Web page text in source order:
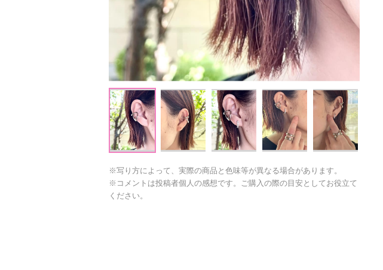
※写り方によって、実際の商品と色味等が異なる場合があります。
※コメントは投稿者個人の感想です。ご購入の際の目安としてお役立て
ください。